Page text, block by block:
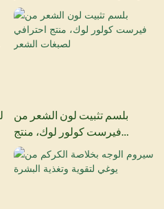
بلسم تثبيت لون الشعر من
فيرست كولور لوك، منتج
احترافي لصبغات الشعر